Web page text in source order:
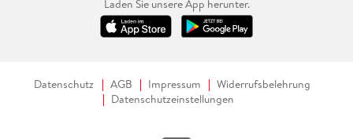
Laden Sie unsere App herunter.
Datenschutz AGB Impressum
Widerrufsbelehrung
Datenschutzeinstellungen